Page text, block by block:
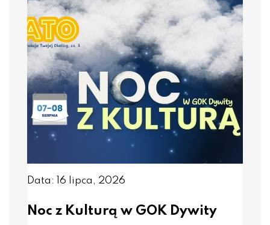
Data: 16 lipca, 2026
Noc z Kulturą w GOK Dywity